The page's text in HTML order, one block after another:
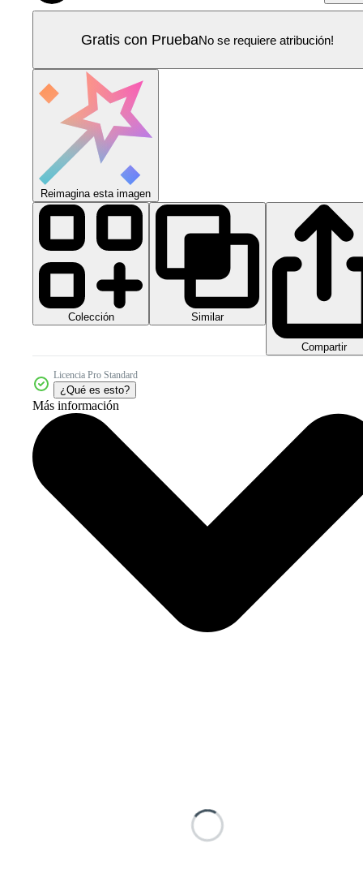
Gratis con PruebaNo se requiere atribución!
Reimagina esta imagen
Colección Similar
Compartir
Licencia Pro Standard
¿Qué es esto?
Más información